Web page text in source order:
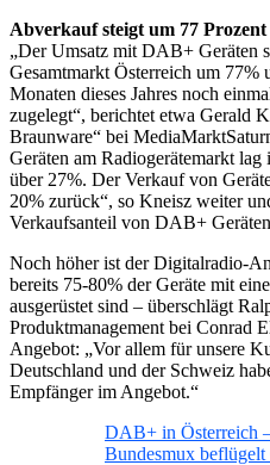
Abverkauf steigt um 77 Prozent
„Der Umsatz mit DAB+ Geräten
Gesamtmarkt Österreich um 77%
Monaten dieses Jahres noch
zugelegt“, berichtet etwa Gerald
Braunware“ bei
Geräten am Radiogerätemarkt
über 27%. Der Verkauf von
20% zurück“, so Kneisz weiter
Verkaufsanteil von DAB+
Noch höher ist der Digitalradio-
bereits 75-80% der Geräte mit
ausgerüstet sind – überschlägt
Produktmanagement bei Conrad
Angebot: „Vor allem für unsere
Deutschland und der Schweiz
Empfänger im Angebot.“
DAB+ in Österreich
Bundesmux beflügelt